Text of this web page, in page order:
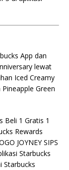
App dan
lewat
Iced Creamy
Green
Beli 1 Gratis 1
Rewards
JOYNEY SIPS
Starbucks
Starbucks